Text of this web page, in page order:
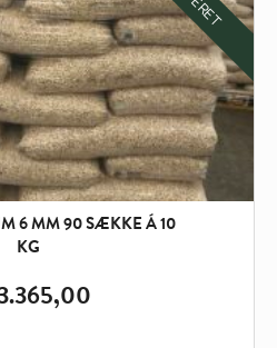
6 MM 90 SÆKKE Á 10
KG